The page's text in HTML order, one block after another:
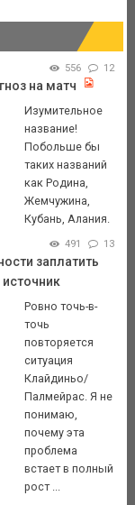
556 12
на матч
Изумительное
название!
Побольше бы
таких названий
как Родина,
Жемчужина,
Кубань, Алания.
491 13
заплатить
Ровно точь-в-
точь
повторяется
ситуация
Клайдиньо/
Палмейрас. Я не
понимаю,
почему эта
проблема
встает в полный
рост ...